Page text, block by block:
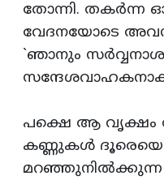
തോന്നി. തകര്‍ന്ന
വേദനയോടെ
`ഞാനും
പക്ഷെ ആ വൃക്ഷം
കണ്ണുകള്‍
മറഞ്ഞുനില്‍ക്കുന്ന